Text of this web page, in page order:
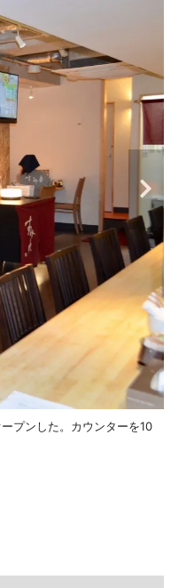
プンした。カウンターを10